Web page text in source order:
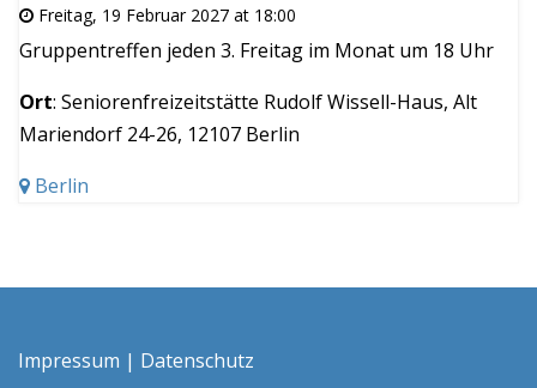
Freitag, 19 Februar 2027 at 18:00
Gruppentreffen jeden 3. Freitag im Monat um 18 Uhr
Ort: Seniorenfreizeitstätte Rudolf Wissell-Haus, Alt
Mariendorf 24-26, 12107 Berlin
Berlin
Impressum | Datenschutz